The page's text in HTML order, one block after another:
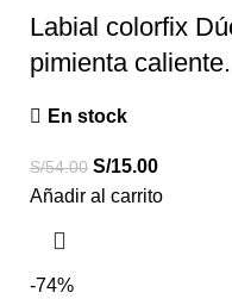
Labial colorfix
pimienta
En stock
S/54.00 S/15.00
Añadir al carrito
-74%